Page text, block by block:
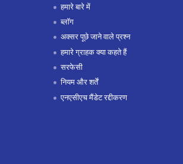
हमारे बारे में
ब्लॉग
अक्सर पूछे जाने वाले प्रश्न
हमारे ग्राहक क्या कहते हैं
सरफेसी
नियम और शर्तें
एनएसीएच मैंडेट रद्दीकरण